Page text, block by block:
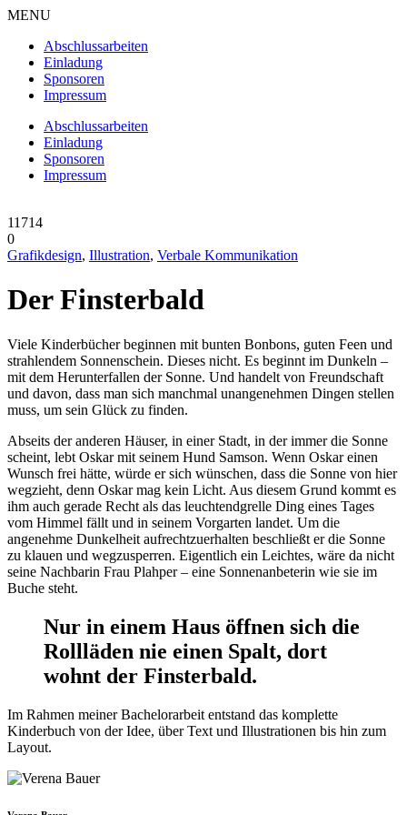
MENU
Abschlussarbeiten
Einladung
Sponsoren
Impressum
Abschlussarbeiten
Einladung
Sponsoren
Impressum
11714
0
Grafikdesign, Illustration, Verbale Kommunikation
Der Finsterbald
Viele Kinderbücher beginnen mit bunten Bonbons, guten Feen und
strahlendem Sonnenschein. Dieses nicht. Es beginnt im Dunkeln –
mit dem Herunterfallen der Sonne. Und handelt von Freundschaft
und davon, dass man sich manchmal unangenehmen Dingen stellen
muss, um sein Glück zu finden.
Abseits der anderen Häuser, in einer Stadt, in der immer die Sonne
scheint, lebt Oskar mit seinem Hund Samson. Wenn Oskar einen
Wunsch frei hätte, würde er sich wünschen, dass die Sonne von hier
wegzieht, denn Oskar mag kein Licht. Aus diesem Grund kommt es
ihm auch gerade Recht als das leuchtendgrelle Ding eines Tages
vom Himmel fällt und in seinem Vorgarten landet. Um die
angenehme Dunkelheit aufrechtzuerhalten beschließt er die Sonne
zu klauen und wegzusperren. Eigentlich ein Leichtes, wäre da nicht
seine Nachbarin Frau Plahper – eine Sonnenanbeterin wie sie im
Buche steht.
Nur in einem Haus öffnen sich die
Rollläden nie einen Spalt, dort
wohnt der Finsterbald.
Im Rahmen meiner Bachelorarbeit entstand das komplette
Kinderbuch von der Idee, über Text und Illustrationen bis hin zum
Layout.